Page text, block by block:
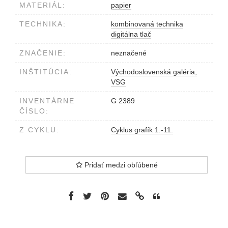
MATERIÁL: papier
TECHNIKA:
kombinovaná technika
digitálna tlač
ZNAČENIE: neznačené
INŠTITÚCIA:
Východoslovenská galéria,
VSG
INVENTÁRNE
ČÍSLO:
G 2389
Z CYKLU: Cyklus grafík 1.-11.
Pridať medzi obľúbené